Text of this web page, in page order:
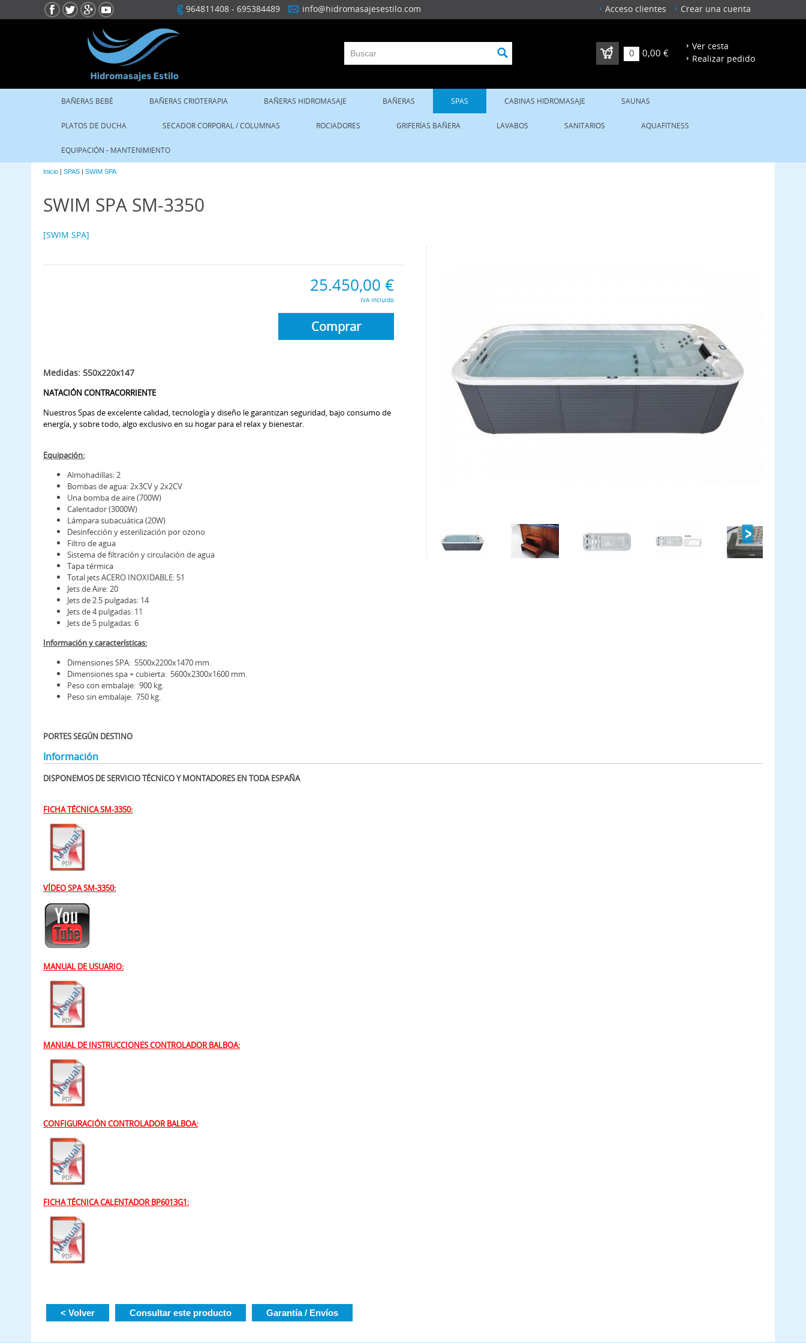
Acceso clientes Crear una cuenta
964811408 - 695384489 info@hidromasajesestilo.com
0 0,00 € Realizar pedido
Ver cesta
BAÑERAS BEBÉ BAÑERAS CRIOTERAPIA BAÑERAS HIDROMASAJE BAÑERAS SPAS CABINAS HIDROMASAJE SAUNAS
PLATOS DE DUCHA SECADOR CORPORAL / COLUMNAS ROCIADORES GRIFERÍAS BAÑERA LAVABOS SANITARIOS AQUAFITNESS
EQUIPACIÓN - MANTENIMIENTO
Inicio | SPAS | SWIM SPA
SWIM SPA SM-3350
[SWIM SPA]
25.450,00 €
IVA incluido
Comprar
Medidas: 550x220x147
NATACIÓN CONTRACORRIENTE
Nuestros Spas de excelente calidad, tecnología y diseño le garantizan seguridad, bajo consumo de
energía, y sobre todo, algo exclusivo en su hogar para el relax y bienestar.
Equipación:
Almohadillas: 2
Bombas de agua: 2x3CV y 2x2CV
Una bomba de aire (700W)
Calentador (3000W)
Lámpara subacuática (20W)
Desinfección y esterilización por ozono
Filtro de agua
Sistema de filtración y circulación de agua
Tapa térmica
Total jets ACERO INOXIDABLE: 51
Jets de Aire: 20
Jets de 2.5 pulgadas: 14
Jets de 4 pulgadas: 11
Jets de 5 pulgadas: 6
Información y características:
Dimensiones SPA: 5500x2200x1470 mm.
Dimensiones spa + cubierta: 5600x2300x1600 mm.
Peso con embalaje: 900 kg.
Peso sin embalaje: 750 kg.
PORTES SEGÚN DESTINO
Información
DISPONEMOS DE SERVICIO TÉCNICO Y MONTADORES EN TODA ESPAÑA
FICHA TÉCNICA SM-3350:
VÍDEO SPA SM-3350:
MANUAL DE USUARIO:
MANUAL DE INSTRUCCIONES CONTROLADOR BALBOA:
CONFIGURACIÓN CONTROLADOR BALBOA:
FICHA TÉCNICA CALENTADOR BP6013G1:
< Volver Consultar este producto Garantía / Envíos